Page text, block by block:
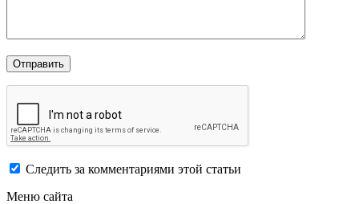
Следить за комментариями этой статьи
Меню сайта